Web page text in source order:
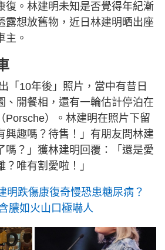
復。林建明未知是否覺得年紀漸
露想放舊物，近日林建明晒出座
主。
「10年後」照片，當中有昔日
、開餐相，還有一輪估計停泊在
Porsche）。林建明在照片下留
興趣嗎？待售！」有朋友問林建
嗎？」獲林建明回覆：「還是愛
唯有割愛啦！」
明跌傷康復奇慢恐患糖尿病？
膿如火山口極嚇人